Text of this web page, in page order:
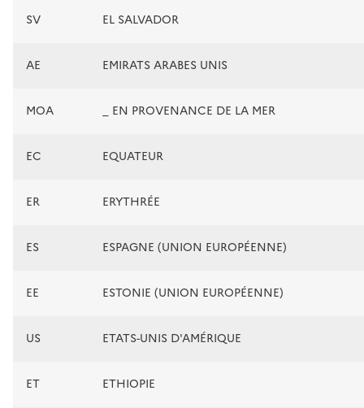
SV EL SALVADOR
AE EMIRATS ARABES UNIS
MOA _ EN PROVENANCE DE LA MER
EC EQUATEUR
ER ERYTHRÉE
ES ESPAGNE (UNION EUROPÉENNE)
EE ESTONIE (UNION EUROPÉENNE)
US ETATS-UNIS D'AMÉRIQUE
ET ETHIOPIE